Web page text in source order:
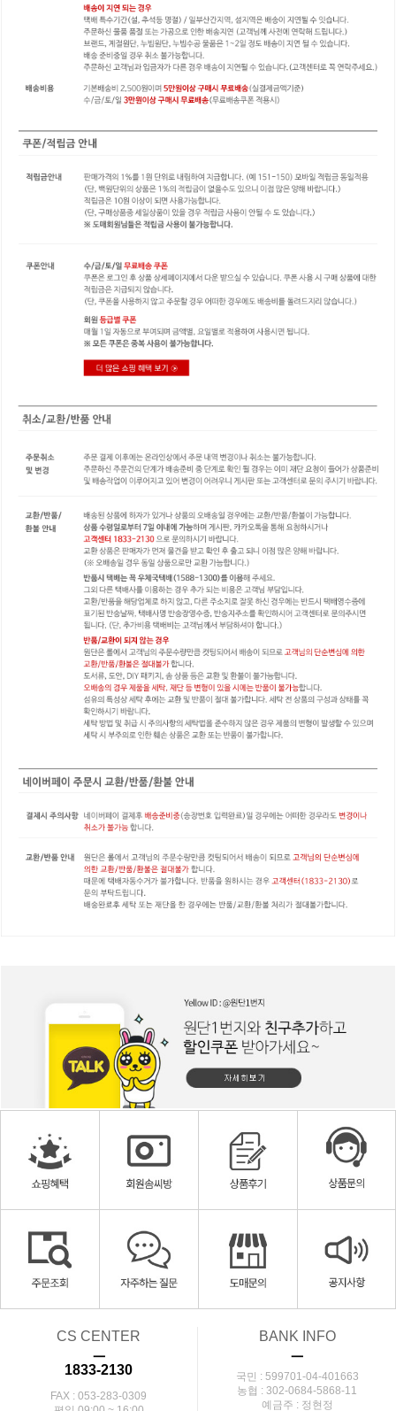
CS CENTER
ㅡ
1833-2130
FAX : 053-283-0309
BANK INFO
ㅡ
국민 : 599701-04-401663
농협 : 302-0684-5868-11
예금주 : 정현정